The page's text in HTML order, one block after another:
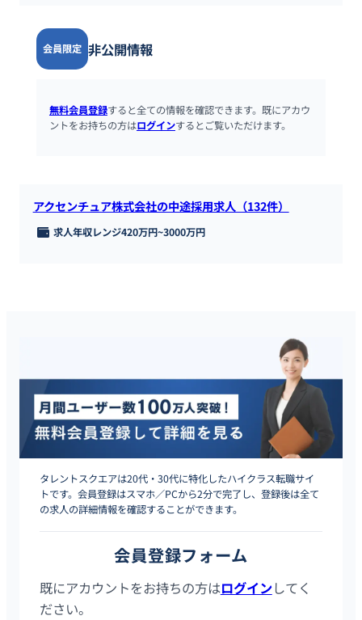
会員限定 非公開情報
無料会員登録すると全ての情報を確認できます。既にアカウ
ントをお持ちの方はログインするとご覧いただけます。
アクセンチュア株式会社の中途採用求人（132件）
求人年収レンジ420万円~3000万円
タレントスクエアは20代・30代に特化したハイクラス転職サイ
トです。会員登録はスマホ／PCから2分で完了し、登録後は全て
の求人の詳細情報を確認することができます。
会員登録フォーム
既にアカウントをお持ちの方はログインしてく
ださい。